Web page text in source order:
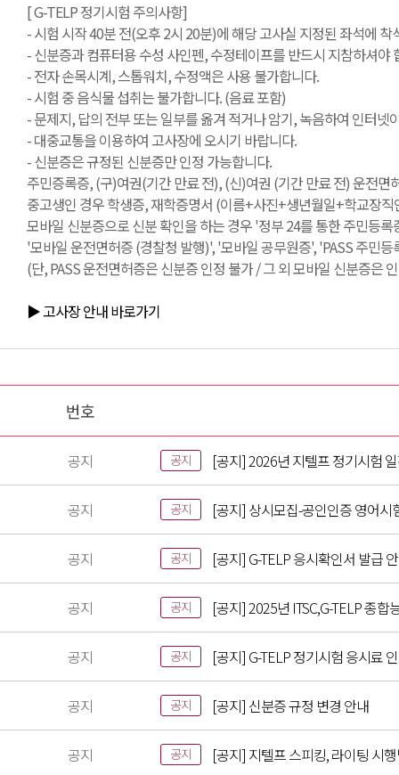
[ G-TELP 정기시험 주의사항]
- 시험 시작 40분 전(오후 2시 20분)에 해당 고사실 지정된 좌석에
- 신분증과 컴퓨터용 수성 사인펜, 수정테이프를 반드시 지참하셔야
- 전자 손목시계, 스톱워치, 수정액은 사용 불가합니다.
- 시험 중 음식물 섭취는 불가합니다. (음료 포함)
- 문제지, 답의 전부 또는 일부를 옮겨 적거나 암기, 녹음하여 인터
- 대중교통을 이용하여 고사장에 오시기 바랍니다.
- 신분증은 규정된 신분증만 인정 가능합니다.
주민증록증, (구)여권(기간 만료 전), (신)여권 (기간 만료 전) 운전
중고생인 경우 학생증, 재학증명서 (이름+사진+생년월일+학교장
모바일 신분증으로 신분 확인을 하는 경우 '정부 24를 통한 주민등록
'모바일 운전면허증 (경찰청 발행)', '모바일 공무원증', 'PASS 주민
(단, PASS 운전면허증은 신분증 인정 불가 / 그 외 모바일 신분증은
▶ 고사장 안내 바로가기
번호
공지 공지 [공지] 2026년 지텔프 정기시험
공지 공지 [공지] 상시모집-공인인증 영어시
공지 공지 [공지] G-TELP 응시확인서 발급
공지 공지 [공지] 2025년 ITSC,G-TELP 종합
공지 공지 [공지] G-TELP 정기시험 응시료
공지 공지 [공지] 신분증 규정 변경 안내
공지 공지 [공지] 지텔프 스피킹, 라이팅 시